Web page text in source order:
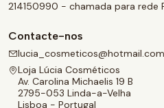
214150990 - chamada para rede
Contacte-nos
lucia_cosmeticos@hotmail.com
Loja Lúcia Cosméticos
Av. Carolina Michaelis 19 B
2795-053 Linda-a-Velha
Lisboa - Portugal